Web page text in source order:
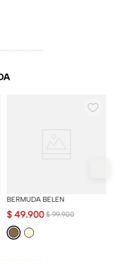
BERMUDA BELEN
$ 99.900
$ 49.900